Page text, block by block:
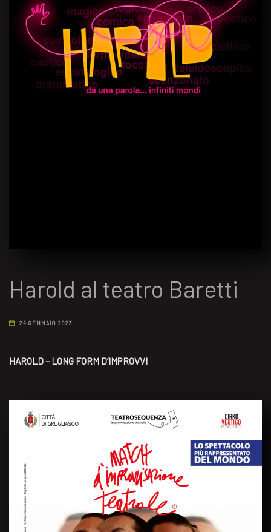
Harold al teatro Baretti
24 GENNAIO 2023
HAROLD – LONG FORM D’IMPROVVI